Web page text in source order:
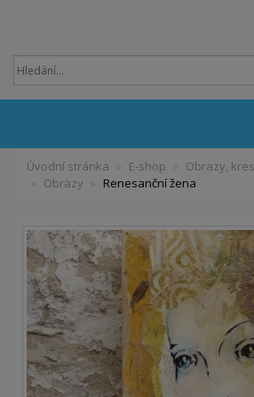
Úvodní stránka E-shop
Obrazy,
Obrazy
Renesanční žena